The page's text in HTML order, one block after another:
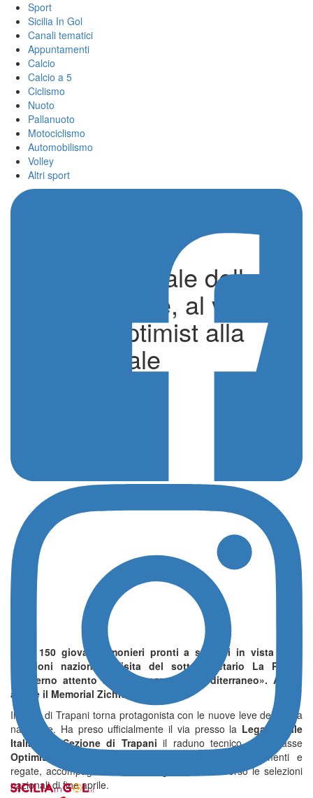
Sport
Sicilia In Gol
Canali tematici
Appuntamenti
Calcio
Calcio a 5
Ciclismo
Nuoto
Pallanuoto
Motociclismo
Automobilismo
Volley
Altri sport
Trapani capitale della
vela giovanile, al via il
raduno Optimist alla
Lega Navale
Oltre 150 giovani timonieri pronti a sfidarsi in vista delle
selezioni nazionali. Visita del sottosegretario La Pietra:
«Governo attento alla sicurezza del Mediterraneo». Al via
anche il Memorial Zichichi.
Il mare di Trapani torna protagonista con le nuove leve della vela
nazionale. Ha preso ufficialmente il via presso la Lega Navale
Italiana – Sezione di Trapani il raduno tecnico della classe
Optimist
, un appuntamento cruciale che, tra allenamenti e
regate, accompagnerà oltre 150 giovani atleti verso le selezioni
nazionali di fine aprile.